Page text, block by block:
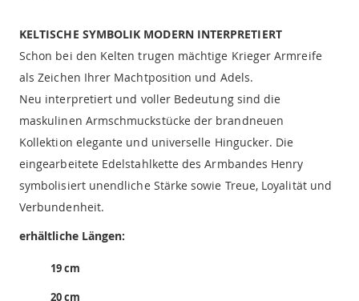
KELTISCHE SYMBOLIK MODERN INTERPRETIERT
Schon bei den Kelten trugen mächtige Krieger Armreife
als Zeichen Ihrer Machtposition und Adels.
Neu interpretiert und voller Bedeutung sind die
maskulinen Armschmuckstücke der brandneuen
Kollektion elegante und universelle Hingucker. Die
eingearbeitete Edelstahlkette des Armbandes Henry
symbolisiert unendliche Stärke sowie Treue, Loyalität und
Verbundenheit.
erhältliche Längen:
19 cm
20 cm